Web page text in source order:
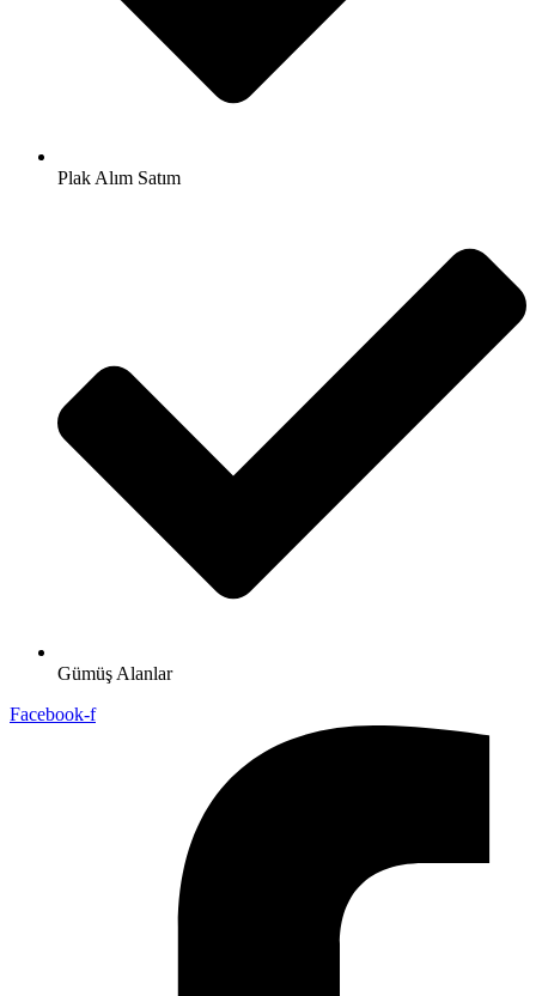
Plak Alım Satım
Gümüş Alanlar
Facebook-f